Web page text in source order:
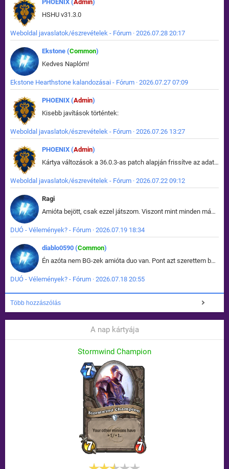
PHOENIX (Admin)
HSHU v31.3.0
Weboldal javaslatok/észrevételek - Fórum · 2026.07.28 20:17
Ekstone (Common)
Kedves Naplóm!
Ekstone Hearthstone kalandozásai - Fórum · 2026.07.27 07:09
PHOENIX (Admin)
Kisebb javítások történtek:
Weboldal javaslatok/észrevételek - Fórum · 2026.07.26 13:27
PHOENIX (Admin)
Kártya változások a 36.0.3-as patch alapján frissítve az adatbázisban (képek is cserélve).
Weboldal javaslatok/észrevételek - Fórum · 2026.07.22 09:12
Ragi
Amióta bejött, csak ezzel játszom. Viszont mint minden más - akár az alapjáték is, ez is baromira összetett lett. Néha már pár kör után is esélytelen az egész. Vagy irreállisan túltápol valaki, vagy lelép a partner, vagy csak hülye mint a segg. És amikor eljönne az én időm, na akkor jön el mindenki másé is. Engem jobban érdekelne, hogy ki milyen ratingen szokott játszani. Na ez lenne egy érdekes adat.
DUÓ - Vélemények? - Fórum · 2026.07.19 18:34
diablo0590 (Common)
Én azóta nem BG-zek amióta duo van. Pont azt szerettem benne, hogy rajtam múlik mi történik, nem pedig a társamon. Kérem vissza a régi BG-t :D
DUÓ - Vélemények? - Fórum · 2026.07.18 20:55
Több hozzászólás
A nap kártyája
Stormwind Champion